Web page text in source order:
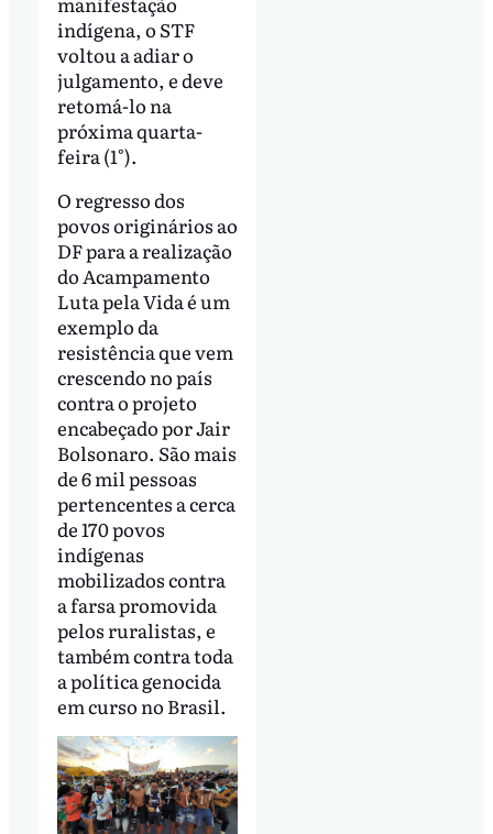
indígena, o STF
voltou a adiar o
julgamento, e deve
retomá-lo na
próxima quarta-
feira (1°).
O regresso dos
povos originários ao
DF para a realização
do Acampamento
Luta pela Vida é um
exemplo da
resistência que vem
crescendo no país
contra o projeto
encabeçado por Jair
Bolsonaro. São mais
de 6 mil pessoas
pertencentes a cerca
de 170 povos
indígenas
mobilizados contra
a farsa promovida
pelos ruralistas, e
também contra toda
a política genocida
em curso no Brasil.